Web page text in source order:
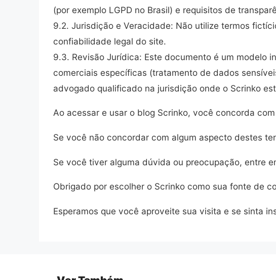
(por exemplo LGPD no Brasil) e requisitos de
9.2. Jurisdição e Veracidade: Não utilize termos
confiabilidade legal do site.
9.3. Revisão Jurídica: Este documento é um modelo
comerciais específicas (tratamento de dados
advogado qualificado na jurisdição onde o Scrinko
Ao acessar e usar o blog Scrinko, você concorda
Se você não concordar com algum aspecto destes
Se você tiver alguma dúvida ou preocupação, entre
Obrigado por escolher o Scrinko como sua fonte de
Esperamos que você aproveite sua visita e se sinta